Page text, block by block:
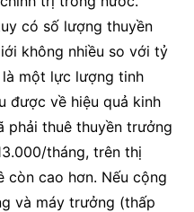
có số lượng thuyền
không nhiều so với tỷ
một lực lượng tinh
được về hiệu quả kinh
phải thuê thuyền trưởng
tháng, trên thị
cao hơn. Nếu cộng
và máy trưởng (thấp